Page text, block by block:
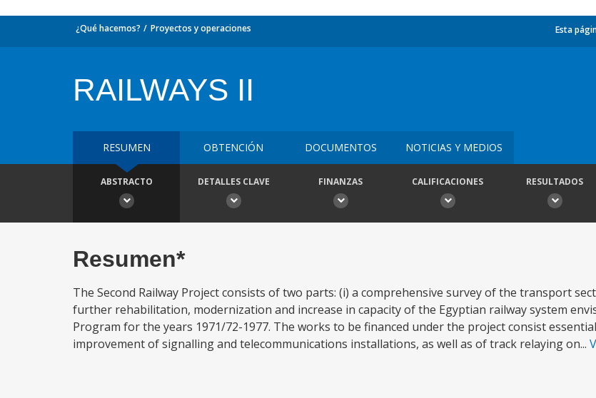
¿Qué hacemos? Proyectos y operaciones Esta
RAILWAYS II
RESUMEN OBTENCIÓN DOCUMENTOS NOTICIAS Y MEDIOS
ABSTRACTO DETALLES CLAVE FINANZAS CALIFICACIONES RESULTADOS
Resumen*
The Second Railway Project consists of two parts: (i) a comprehensive survey of the transport
further rehabilitation, modernization and increase in capacity of the Egyptian railway system
Program for the years 1971/72-1977. The works to be financed under the project consist
improvement of signalling and telecommunications installations, as well as of track relaying on...